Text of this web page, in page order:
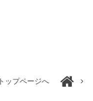
トップページへ